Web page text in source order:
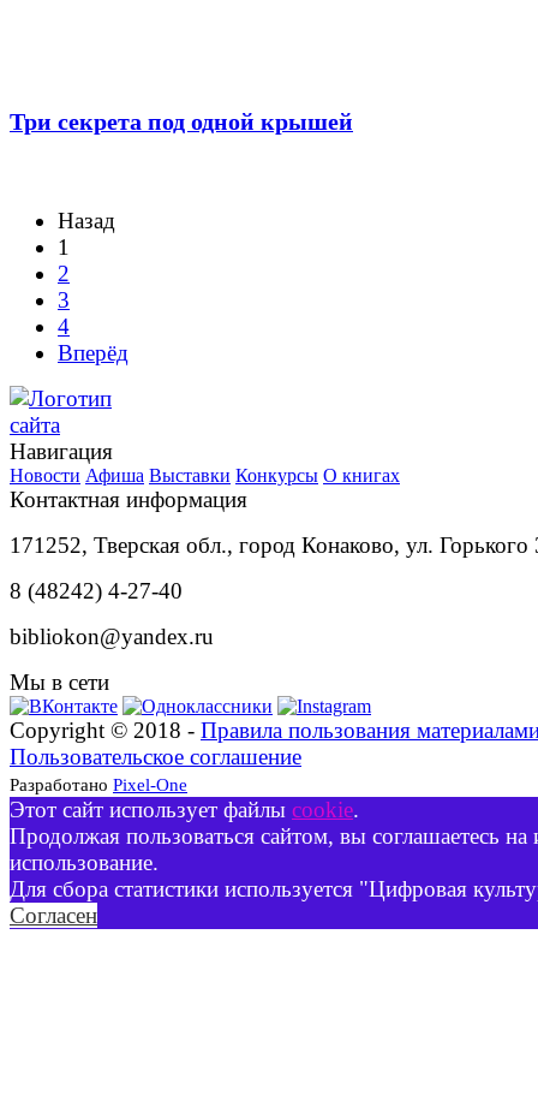
Три секрета под одной крышей
Назад
1
2
3
4
Вперёд
Навигация
Новости Афиша Выставки Конкурсы О книгах
Контактная информация
171252, Тверская обл., город Конаково, ул. Горького
8 (48242) 4-27-40
bibliokon@yandex.ru
Мы в сети
Copyright © 2018 - Правила пользования
Пользовательское соглашение
Разработано Pixel-One
Этот сайт использует файлы cookie.
Продолжая пользоваться сайтом, вы соглашаетесь на
использование.
Для сбора статистики используется "Цифровая
Согласен